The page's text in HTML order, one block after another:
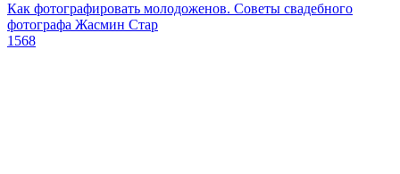
Как фотографировать молодоженов. Советы свадебного
фотографа Жасмин Стар
1568